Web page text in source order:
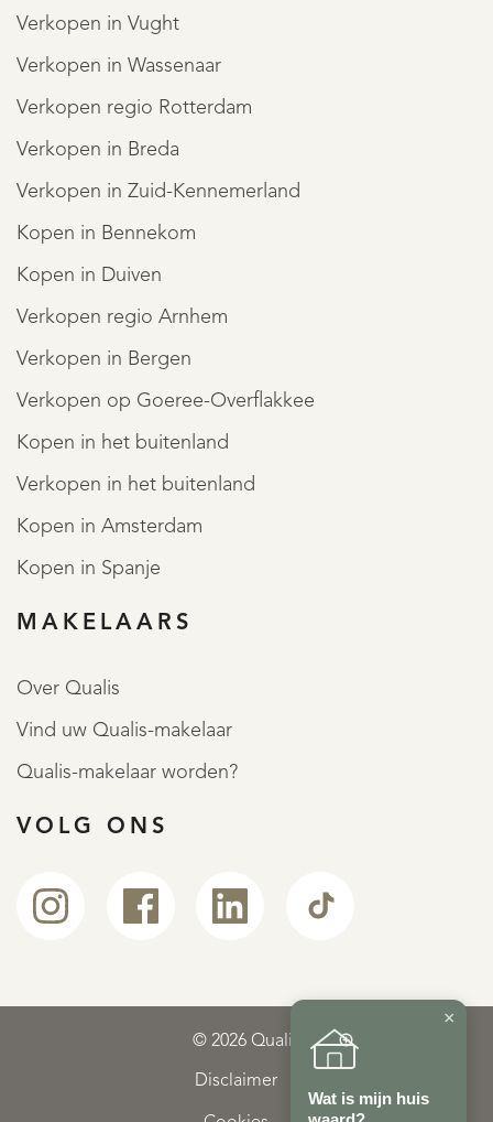
Verkopen in Vught
Verkopen in Wassenaar
Verkopen regio Rotterdam
Verkopen in Breda
Verkopen in Zuid-Kennemerland
Kopen in Bennekom
Kopen in Duiven
Verkopen regio Arnhem
Verkopen in Bergen
Verkopen op Goeree-Overflakkee
Kopen in het buitenland
Verkopen in het buitenland
Kopen in Amsterdam
Kopen in Spanje
MAKELAARS
Over Qualis
Vind uw Qualis-makelaar
Qualis-makelaar worden?
VOLG ONS
© 2026 Qualis
Disclaimer
×
Wat is mijn huis